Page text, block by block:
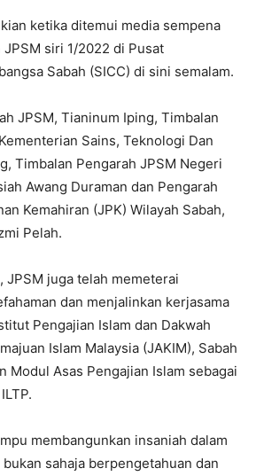
ketika ditemui media sempena
siri 1/2022 di Pusat
Sabah (SICC) di sini semalam.
JPSM, Tianinum Iping, Timbalan
Sains, Teknologi Dan
Timbalan Pengarah JPSM Negeri
Awang Duraman dan Pengarah
Kemahiran (JPK) Wilayah Sabah,
Pelah.
JPSM juga telah memeterai
dan menjalinkan kerjasama
Pengajian Islam dan Dakwah
Islam Malaysia (JAKIM), Sabah
Modul Asas Pengajian Islam sebagai
membangunkan insaniah dalam
sahaja berpengetahuan dan